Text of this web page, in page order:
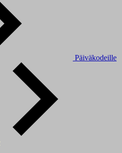
Päiväkodeille